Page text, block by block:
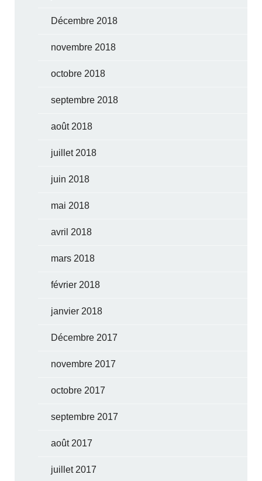
Décembre 2018
novembre 2018
octobre 2018
septembre 2018
août 2018
juillet 2018
juin 2018
mai 2018
avril 2018
mars 2018
février 2018
janvier 2018
Décembre 2017
novembre 2017
octobre 2017
septembre 2017
août 2017
juillet 2017